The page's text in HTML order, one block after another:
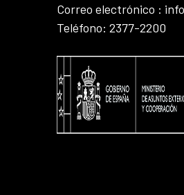
Correo electrónico :
Teléfono: 2377-2200